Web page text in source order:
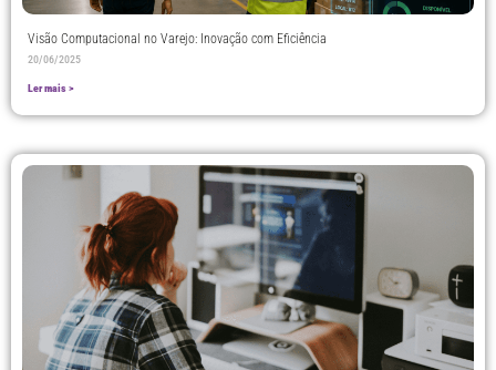
Visão Computacional no Varejo: Inovação com Eficiência
20/06/2025
Ler mais >